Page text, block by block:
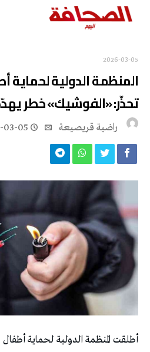
2026-03-05
المنظمة الدولية
تحذّر: «الفوشيك» خطر
راضية قريصيعة 03-05
أطلقت المنظمة الدولية لحماية